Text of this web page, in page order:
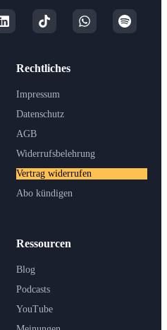
Ressourcen
Blog
Podcasts
YouTube
Rechtliches
Impressum
Datenschutz
AGB
Widerrufsbelehrung
Vertrag widerrufen
Abo kündigen